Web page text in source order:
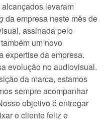
levaram
da empresa neste mês de
assinada pelo
um novo
expertise da empresa.
evolução no audiovisual.
da marca, estamos
sempre acompanhar
objetivo é entregar
o cliente feliz e